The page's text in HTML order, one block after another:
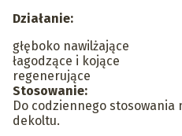
Działanie:
głęboko nawilżające
łagodzące i kojące
regenerujące
Stosowanie:
Do codziennego stosowania
dekoltu.